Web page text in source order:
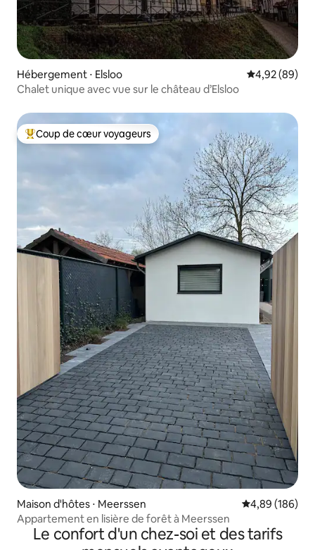
Hébergement ⋅ Elsloo Évaluation
4,92 (89)
Chalet unique avec vue sur le château d’Elsloo
Coups de cœur voyageurs les plus appréciés
Coup de cœur voyageurs
Maison d'hôtes ⋅ Meerssen Évaluation
4,89 (186)
Appartement en lisière de forêt à Meerssen
Le confort d'un chez-soi et des tarifs